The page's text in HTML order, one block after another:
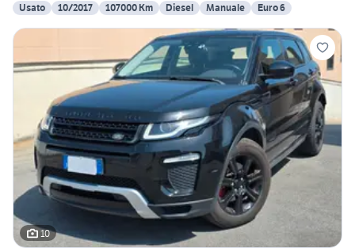
Usato
10/2017 107000 Km Diesel Manuale Euro 6
10